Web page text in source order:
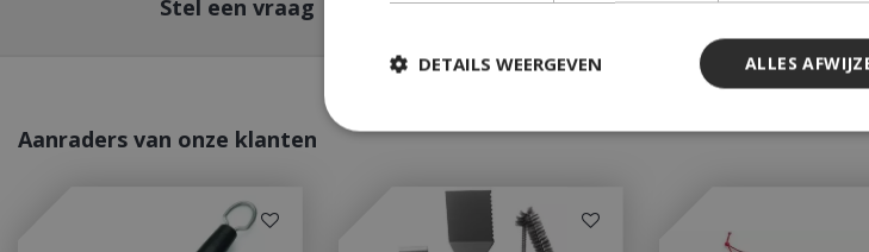
Stel een vraag
Aanraders van onze klanten
ALLES
DETAILS WEERGEVEN
Strikt noodzakelijke cookies maken de kernfunctionaliteiten van de
accountbeheer. De website kan niet goed worden gebruikt zonder de